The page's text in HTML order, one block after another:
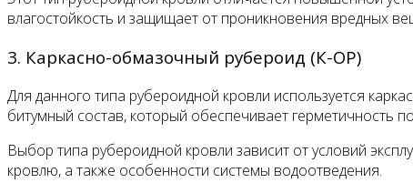
влагостойкость и защищает от проникновения вредных
3. Каркасно-обмазочный рубероид (К-ОР)
Для данного типа рубероидной кровли используется
битумный состав, который обеспечивает герметичность
Выбор типа рубероидной кровли зависит от условий
кровлю, а также особенности системы водоотведения.